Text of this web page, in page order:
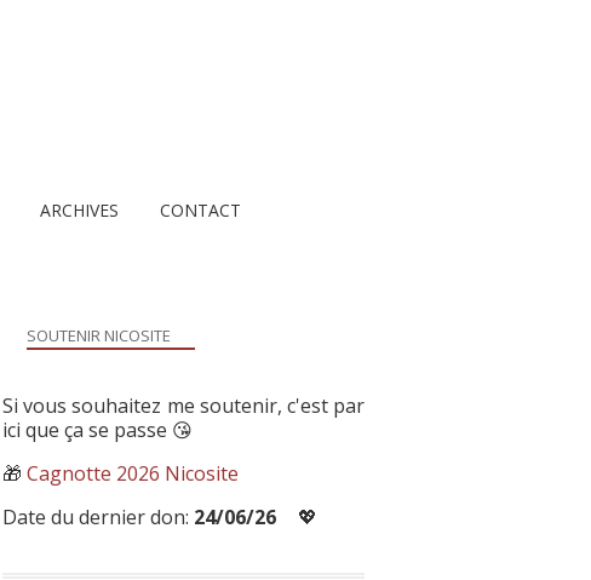
ARCHIVES CONTACT
SOUTENIR NICOSITE
Si vous souhaitez me soutenir, c'est par
ici que ça se passe 😘
🎁 Cagnotte 2026 Nicosite
Date du dernier don: 24/06/26 💖